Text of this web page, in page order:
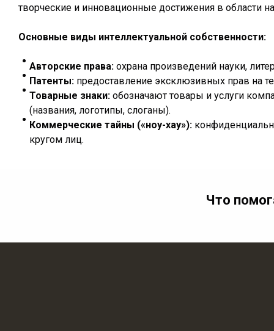
творческие и инновационные достижения в области
Основные виды интеллектуальной собственности:
Авторские права: охрана произведений науки,
Патенты: предоставление эксклюзивных прав на
Товарные знаки: обозначают товары и услуги
(названия, логотипы, слоганы).
Коммерческие тайны («ноу-хау»):
кругом лиц.
Что